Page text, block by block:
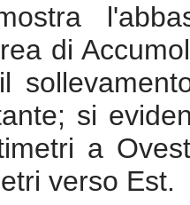
di
si
a
verso Est.